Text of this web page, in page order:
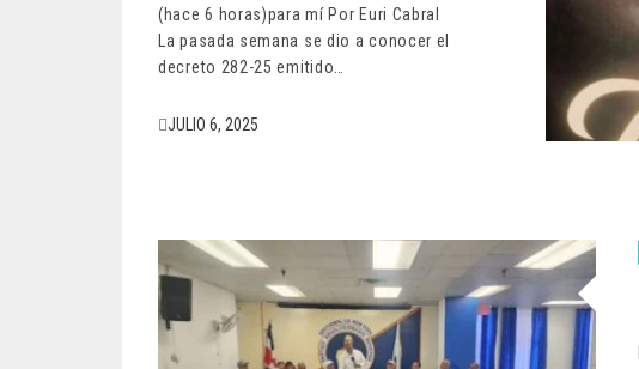
(hace 6 horas)para mí Por Euri Cabral
La pasada semana se dio a conocer el
decreto 282-25 emitido…
JULIO 6, 2025